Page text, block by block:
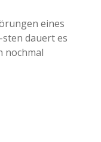
eines
dauert es
nochmal